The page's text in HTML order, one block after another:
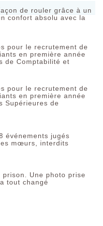
de rouler grâce à un
confort absolu avec la
pour le recrutement de
en première année
de Comptabilité et
pour le recrutement de
en première année
Supérieures de
événements jugés
mœurs, interdits
Une photo prise
tout changé